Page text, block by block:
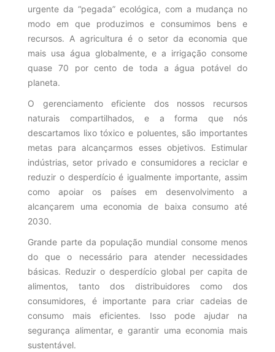
urgente da “pegada” ecológica, com a mudança no
modo em que produzimos e consumimos bens e
recursos. A agricultura é o setor da economia que
mais usa água globalmente, e a irrigação consome
quase 70 por cento de toda a água potável do
planeta.
O gerenciamento eficiente dos nossos recursos
naturais compartilhados, e a forma que nós
descartamos lixo tóxico e poluentes, são importantes
metas para alcançarmos esses objetivos. Estimular
indústrias, setor privado e consumidores a reciclar e
reduzir o desperdício é igualmente importante, assim
como apoiar os países em desenvolvimento a
alcançarem uma economia de baixa consumo até
2030.
Grande parte da população mundial consome menos
do que o necessário para atender necessidades
básicas. Reduzir o desperdício global per capita de
alimentos, tanto dos distribuidores como dos
consumidores, é importante para criar cadeias de
consumo mais eficientes. Isso pode ajudar na
segurança alimentar, e garantir uma economia mais
sustentável.